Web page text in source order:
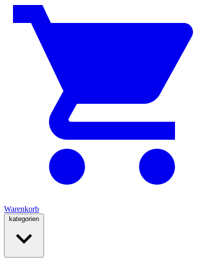
Warenkorb
kategorien